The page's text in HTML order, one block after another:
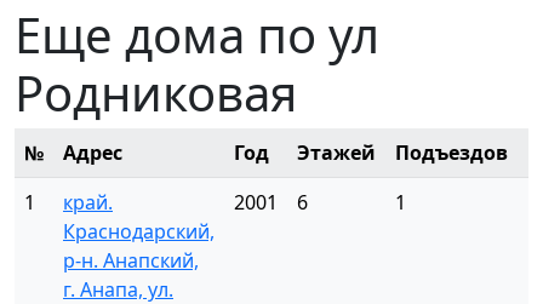
Еще дома по ул
Родниковая
№ Адрес Год Этажей Подъездов
1
край.
Краснодарский,
р-н. Анапский,
г. Анапа, ул.
2001 6 1